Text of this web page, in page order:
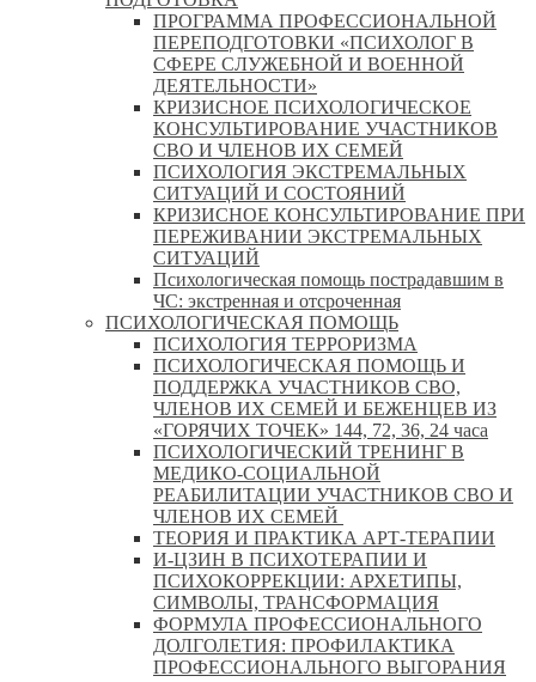
ПРОГРАММА ПРОФЕССИОНАЛЬНОЙ
ПЕРЕПОДГОТОВКИ «ПСИХОЛОГ В
СФЕРЕ СЛУЖЕБНОЙ И ВОЕННОЙ
ДЕЯТЕЛЬНОСТИ»
КРИЗИСНОЕ ПСИХОЛОГИЧЕСКОЕ
КОНСУЛЬТИРОВАНИЕ УЧАСТНИКОВ
СВО И ЧЛЕНОВ ИХ СЕМЕЙ
ПСИХОЛОГИЯ ЭКСТРЕМАЛЬНЫХ
СИТУАЦИЙ И СОСТОЯНИЙ
КРИЗИСНОЕ КОНСУЛЬТИРОВАНИЕ ПРИ
ПЕРЕЖИВАНИИ ЭКСТРЕМАЛЬНЫХ
СИТУАЦИЙ
Психологическая помощь пострадавшим в
ЧС: экстренная и отсроченная
ПСИХОЛОГИЧЕСКАЯ ПОМОЩЬ
ПСИХОЛОГИЯ ТЕРРОРИЗМА
ПСИХОЛОГИЧЕСКАЯ ПОМОЩЬ И
ПОДДЕРЖКА УЧАСТНИКОВ СВО,
ЧЛЕНОВ ИХ СЕМЕЙ И БЕЖЕНЦЕВ ИЗ
«ГОРЯЧИХ ТОЧЕК» 144, 72, 36, 24 часа
ПСИХОЛОГИЧЕСКИЙ ТРЕНИНГ В
МЕДИКО-СОЦИАЛЬНОЙ
РЕАБИЛИТАЦИИ УЧАСТНИКОВ СВО И
ЧЛЕНОВ ИХ СЕМЕЙ
ТЕОРИЯ И ПРАКТИКА АРТ-ТЕРАПИИ
И-ЦЗИН В ПСИХОТЕРАПИИ И
ПСИХОКОРРЕКЦИИ: АРХЕТИПЫ,
СИМВОЛЫ, ТРАНСФОРМАЦИЯ
ФОРМУЛА ПРОФЕССИОНАЛЬНОГО
ДОЛГОЛЕТИЯ: ПРОФИЛАКТИКА
ПРОФЕССИОНАЛЬНОГО ВЫГОРАНИЯ